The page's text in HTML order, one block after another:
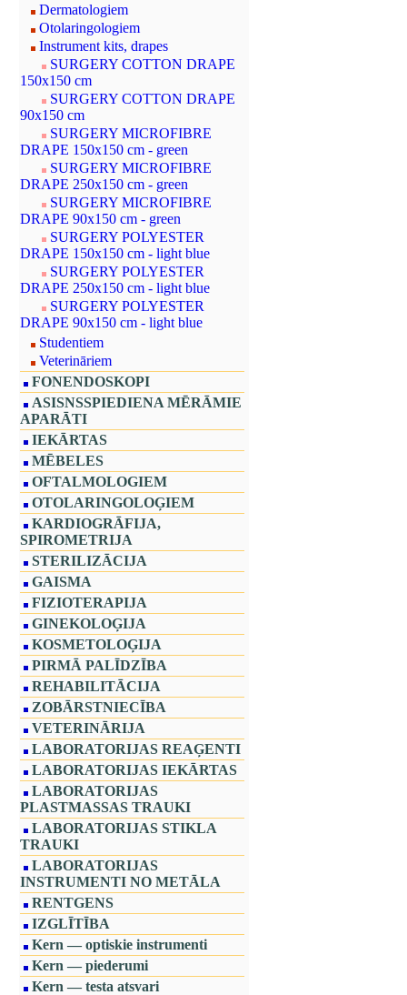
Dermatologiem
Otolaringologiem
Instrument kits, drapes
SURGERY COTTON DRAPE
150x150 cm
SURGERY COTTON DRAPE
90x150 cm
SURGERY MICROFIBRE
DRAPE 150x150 cm - green
SURGERY MICROFIBRE
DRAPE 250x150 cm - green
SURGERY MICROFIBRE
DRAPE 90x150 cm - green
SURGERY POLYESTER
DRAPE 150x150 cm - light blue
SURGERY POLYESTER
DRAPE 250x150 cm - light blue
SURGERY POLYESTER
DRAPE 90x150 cm - light blue
Studentiem
Veterināriem
FONENDOSKOPI
ASISNSSPIEDIENA MĒRĀMIE
APARĀTI
IEKĀRTAS
MĒBELES
OFTALMOLOGIEM
OTOLARINGOLOĢIEM
KARDIOGRĀFIJA,
SPIROMETRIJA
STERILIZĀCIJA
GAISMA
FIZIOTERAPIJA
GINEKOLOĢIJA
KOSMETOLOĢIJA
PIRMĀ PALĪDZĪBA
REHABILITĀCIJA
ZOBĀRSTNIECĪBA
VETERINĀRIJA
LABORATORIJAS REAĢENTI
LABORATORIJAS IEKĀRTAS
LABORATORIJAS
PLASTMASSAS TRAUKI
LABORATORIJAS STIKLA
TRAUKI
LABORATORIJAS
INSTRUMENTI NO METĀLA
RENTGENS
IZGLĪTĪBA
Kern — optiskie instrumenti
Kern — piederumi
Kern — testa atsvari